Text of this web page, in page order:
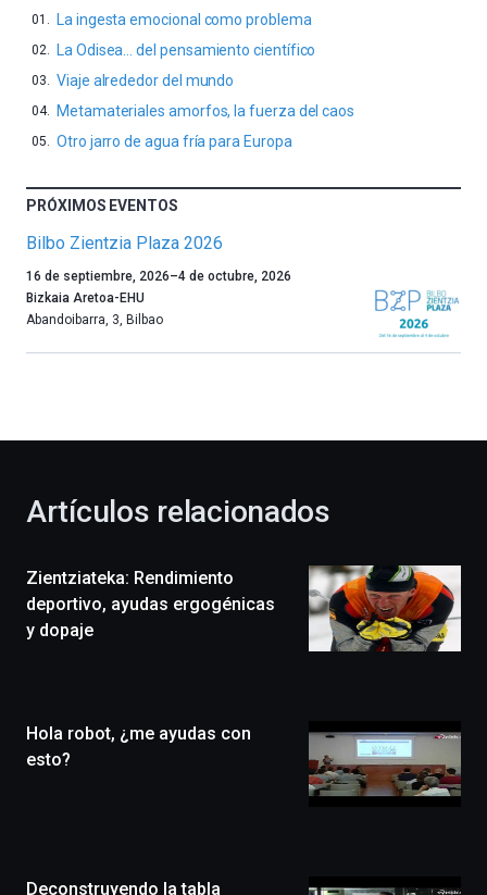
La ingesta emocional como problema
La Odisea… del pensamiento científico
Viaje alrededor del mundo
Metamateriales amorfos, la fuerza del caos
Otro jarro de agua fría para Europa
PRÓXIMOS EVENTOS
Bilbo Zientzia Plaza 2026
Un
año
más,
celebración
novena
edición
de
un
festival
monólogos,
16 de septiembre, 2026–4 de octubre, 2026
Bizkaia Aretoa-EHU
Abandoibarra, 3, Bilbao
Artículos relacionados
Zientziateka: Rendimiento
deportivo, ayudas ergogénicas
y dopaje
Hola robot, ¿me ayudas con
esto?
Deconstruyendo la tabla